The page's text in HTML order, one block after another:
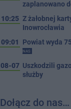
zaplanowano
10:25 Z żałobnej
Inowrocławia
09:01
Powiat wyda
NAS
08-07 Uszkodzili
służby
Dołącz do nas…